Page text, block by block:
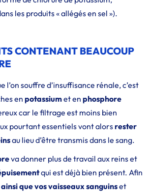
les produits « allégés en sel »).
CONTENANT BEAUCOUP
l’on souffre d’insuffisance rénale, c’est
en potassiumet en phosphore
car le filtrage est moins bien
pourtant essentiels vont alorsrester
au lieu d’être transmis dans le sang.
va donner plus de travail aux reins et
qui est déjà bien présent. Afin
que vos vaisseaux sanguinset